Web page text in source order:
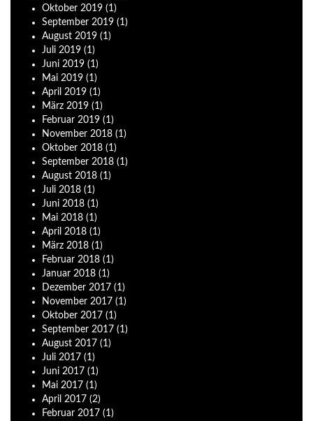
Oktober 2019 (1)
September 2019 (1)
August 2019 (1)
Juli 2019 (1)
Juni 2019 (1)
Mai 2019 (1)
April 2019 (1)
März 2019 (1)
Februar 2019 (1)
November 2018 (1)
Oktober 2018 (1)
September 2018 (1)
August 2018 (1)
Juli 2018 (1)
Juni 2018 (1)
Mai 2018 (1)
April 2018 (1)
März 2018 (1)
Februar 2018 (1)
Januar 2018 (1)
Dezember 2017 (1)
November 2017 (1)
Oktober 2017 (1)
September 2017 (1)
August 2017 (1)
Juli 2017 (1)
Juni 2017 (1)
Mai 2017 (1)
April 2017 (2)
Februar 2017 (1)